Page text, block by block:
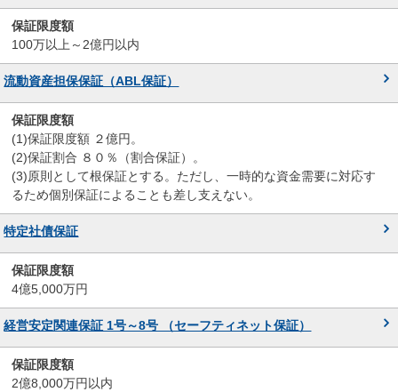
100万以上～2億円以内
流動資産担保保証（ABL保証）
(1)保証限度額 ２億円。
(2)保証割合 ８０％（割合保証）。
(3)原則として根保証とする。ただし、一時的な資金需要に対応す
るため個別保証によることも差し支えない。
特定社債保証
4億5,000万円
経営安定関連保証 1号～8号 （セーフティネット保証）
2億8,000万円以内